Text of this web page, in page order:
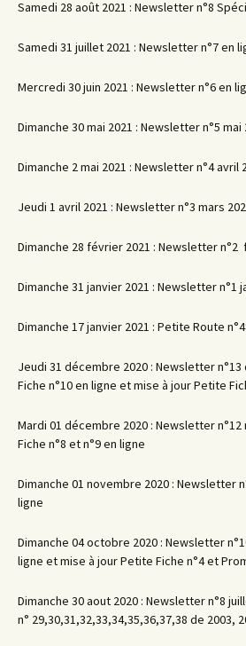
Samedi 28 août 2021 : Newsletter n°8
Samedi 31 juillet 2021 : Newsletter n°7 en
Mercredi 30 juin 2021 : Newsletter n°6 en
Dimanche 30 mai 2021 : Newsletter n°5 mai
Dimanche 2 mai 2021 : Newsletter n°4 avril
Jeudi 1 avril 2021 : Newsletter n°3 mars
Dimanche 28 février 2021 : Newsletter n°2
Dimanche 31 janvier 2021 : Newsletter n°1
Dimanche 17 janvier 2021 : Petite Route
Jeudi 31 décembre 2020 : Newsletter
Fiche n°10 en ligne et mise à jour Petite
Mardi 01 décembre 2020 : Newsletter
Fiche n°8 et n°9 en ligne
Dimanche 01 novembre 2020 : Newsletter
ligne
Dimanche 04 octobre 2020 : Newsletter
ligne et mise à jour Petite Fiche n°4 et
Dimanche 30 aout 2020 : Newsletter n°8
n° 29,30,31,32,33,34,35,36,37,38 de 2003,